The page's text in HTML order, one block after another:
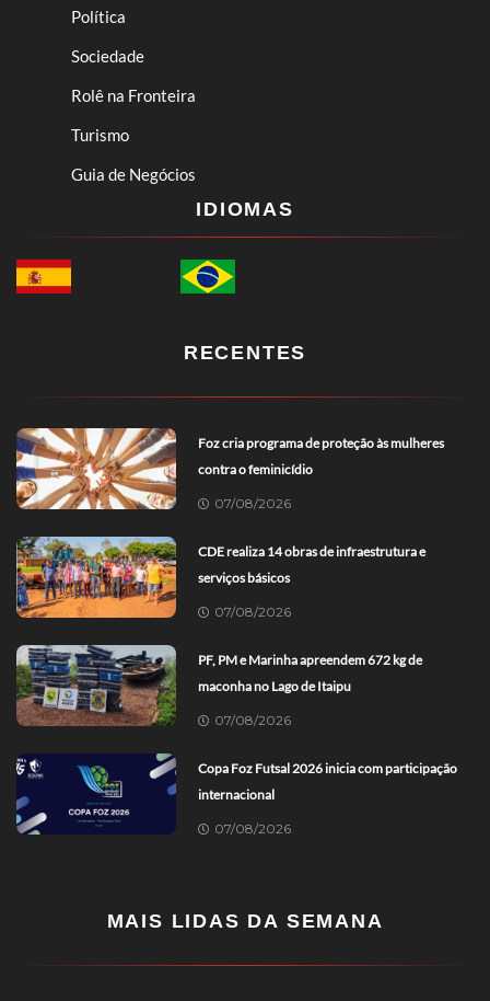
Política
Sociedade
Rolê na Fronteira
Turismo
Guia de Negócios
IDIOMAS
RECENTES
Foz cria programa de proteção às mulheres
contra o feminicídio
07/08/2026
CDE realiza 14 obras de infraestrutura e
serviços básicos
07/08/2026
PF, PM e Marinha apreendem 672 kg de
maconha no Lago de Itaipu
07/08/2026
Copa Foz Futsal 2026 inicia com participação
internacional
07/08/2026
MAIS LIDAS DA SEMANA